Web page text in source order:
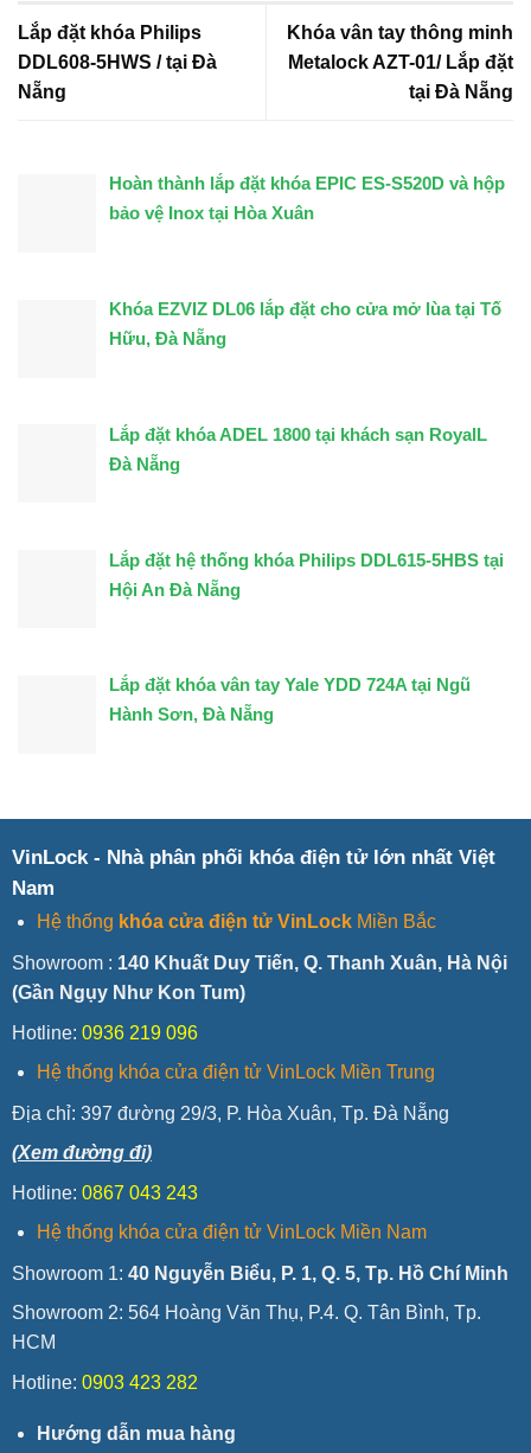
Hoàn thành lắp đặt khóa EPIC ES-S520D và hộp
bảo vệ Inox tại Hòa Xuân
Khóa EZVIZ DL06 lắp đặt cho cửa mở lùa tại Tố
Hữu, Đà Nẵng
Lắp đặt khóa ADEL 1800 tại khách sạn RoyalL
Đà Nẵng
Lắp đặt hệ thống khóa Philips DDL615-5HBS tại
Hội An Đà Nẵng
Lắp đặt khóa vân tay Yale YDD 724A tại Ngũ
Hành Sơn, Đà Nẵng
Lắp đặt khóa Philips
DDL608-5HWS / tại Đà
Nẵng
Khóa vân tay thông minh
Metalock AZT-01/ Lắp đặt
tại Đà Nẵng
VinLock - Nhà phân phối khóa điện tử lớn nhất Việt
Nam
Hệ thống khóa cửa điện tử VinLockMiền Bắc
Showroom : 140 Khuất Duy Tiến, Q. Thanh Xuân, Hà Nội
(Gần Ngụy Như Kon Tum)
Hotline: 0936 219 096
Hệ thống khóa cửa điện tử VinLock Miền Trung
Địa chỉ: 397 đường 29/3, P. Hòa Xuân, Tp. Đà Nẵng
(Xem đường đi)
Hotline: 0867 043 243
Hệ thống khóa cửa điện tử VinLock Miền Nam
Showroom 1: 40 Nguyễn Biểu, P. 1, Q. 5, Tp. Hồ Chí Minh
Showroom 2: 564 Hoàng Văn Thụ, P.4. Q. Tân Bình, Tp.
HCM
Hotline: 0903 423 282
Hướng dẫn mua hàng